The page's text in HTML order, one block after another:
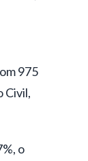
975
Civil,
o